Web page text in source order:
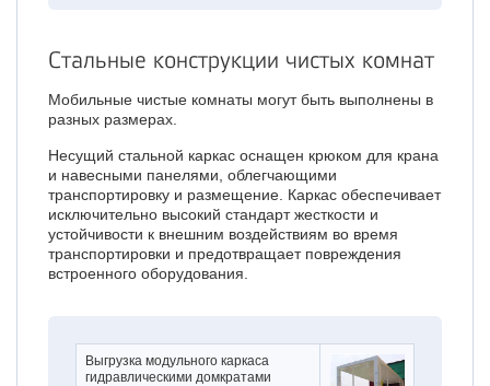
Стальные конструкции чистых комнат
Мобильные чистые комнаты могут быть выполнены в
разных размерах.
Несущий стальной каркас оснащен крюком для крана
и навесными панелями, облегчающими
транспортировку и размещение. Каркас обеспечивает
исключительно высокий стандарт жесткости и
устойчивости к внешним воздействиям во время
транспортировки и предотвращает повреждения
встроенного оборудования.
Выгрузка модульного каркаса
гидравлическими домкратами